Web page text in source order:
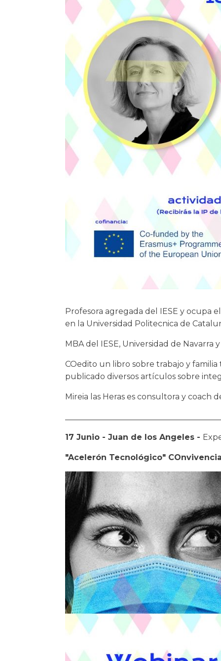
Profesora agregada del IESE y ocupa
en la Universidad Politecnica de
MBA del IESE, Universidad de
COedito un libro sobre trabajo y
publicado diversos artículos sobre
Mireia las Heras es consultora y coach
17 Junio - Juan de los Angeles -
"Acelerón Tecnológico"